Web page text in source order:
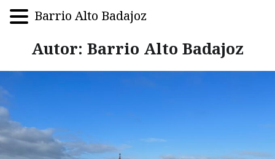
Autor: Barrio Alto Badajoz
Barrio Alto Badajoz